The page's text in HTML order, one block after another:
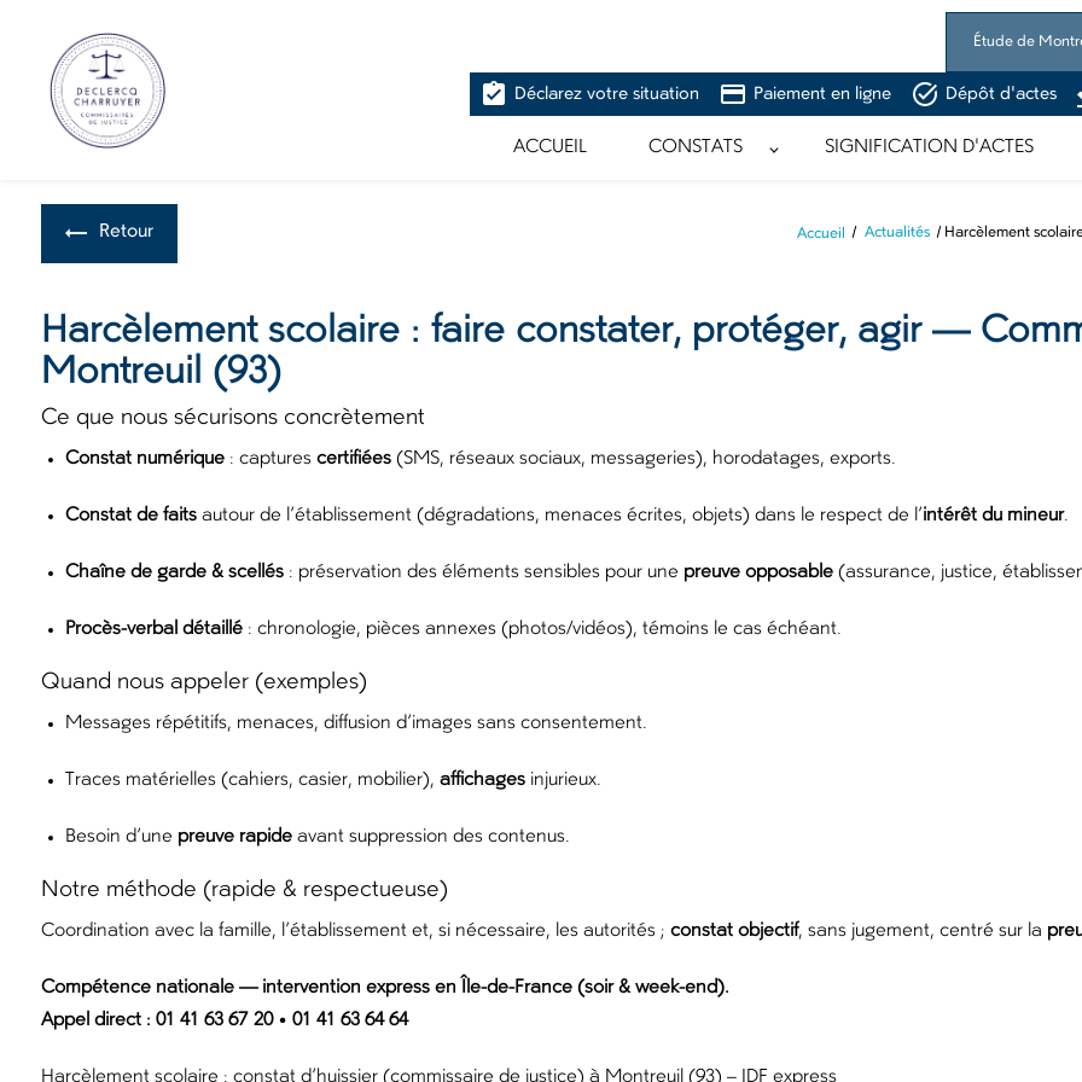
Étude de
assignment_turned_in Déclarez votre situation credit_card Paiement en ligne task_alt Dépôt d'actes
ACCUEIL CONSTATS SIGNIFICATION D'ACTES
Accueil Actualités Harcèlement
Retour
Harcèlement scolaire : faire constater, protéger, agir —
Montreuil (93)
Ce que nous sécurisons concrètement
Constat numérique: captures certifiées(SMS, réseaux sociaux, messageries), horodatages, exports.
Constat de faitsautour de l’établissement (dégradations, menaces écrites, objets) dans le respect de l’intérêt du mineur.
Chaîne de garde & scellés: préservation des éléments sensibles pour une preuve opposable(assurance, justice,
Procès-verbal détaillé: chronologie, pièces annexes (photos/vidéos), témoins le cas échéant.
Quand nous appeler (exemples)
Messages répétitifs, menaces, diffusion d’images sans consentement.
Traces matérielles (cahiers, casier, mobilier), affichagesinjurieux.
Besoin d’une preuve rapideavant suppression des contenus.
Notre méthode (rapide & respectueuse)
Coordination avec la famille, l’établissement et, si nécessaire, les autorités ; constat objectif, sans jugement, centré sur la
Compétence nationale — intervention express en Île-de-France (soir & week-end).
Appel direct : 01 41 63 67 20 • 01 41 63 64 64
Harcèlement scolaire : constat d’huissier (commissaire de justice) à Montreuil (93) – IDF express